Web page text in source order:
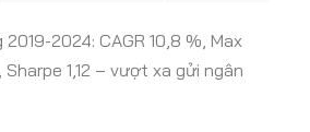
2024: CAGR 10,8 %, Max
1,12 – vượt xa gửi ngân